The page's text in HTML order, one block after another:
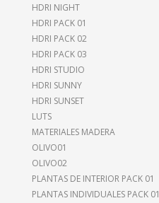
HDRI NIGHT
HDRI PACK 01
HDRI PACK 02
HDRI PACK 03
HDRI STUDIO
HDRI SUNNY
HDRI SUNSET
LUTS
MATERIALES MADERA
OLIVO01
OLIVO02
PLANTAS DE INTERIOR PACK 01
PLANTAS INDIVIDUALES PACK 01